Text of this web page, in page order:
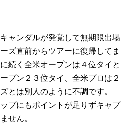
ャンダルが発覚して無期限出場
ズ直前からツアーに復帰してま
続く全米オープンは４位タイと
プン２３位タイ、全米プロは２
とは別人のように不調です。
プにもポイントが足りずキャプ
せん。